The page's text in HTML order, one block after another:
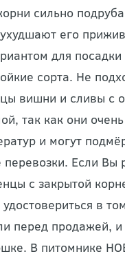
сильно
его
для
сорта. Не
вишни и сливы с
так как они
и могут
Если Вы
с закрытой
в
перед продажей, и
В питомнике